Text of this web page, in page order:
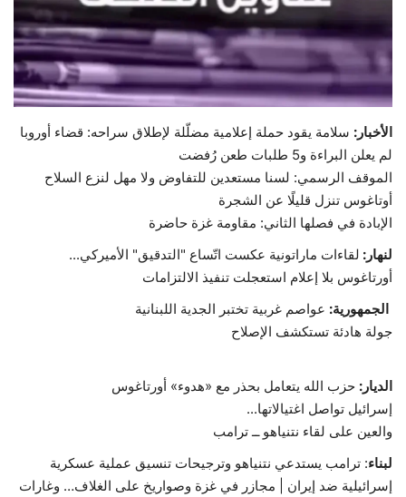
حياة
الأخبار: سلامة يقود حملة إعلامية مضلّلة لإطلاق سراحه: قضاء أوروبا
لم يعلن البراءة و5 طلبات طعن رُفضت
الموقف الرسمي: لسنا مستعدين للتفاوض ولا مهل لنزع السلاح
أوتاغوس تنزل قليلًا عن الشجرة
الإبادة في فصلها الثاني: مقاومة غزة حاضرة
لنهار: لقاءات ماراتونية عكست اتّساع "التدقيق" الأميركي...
أورتاغوس بلا إعلام استعجلت تنفيذ الالتزامات
الجمهورية: عواصم غربية تختبر الجدية اللبنانية
جولة هادئة تستكشف الإصلاح
الديار: حزب الله يتعامل بحذر مع «هدوء» أورتاغوس
إسرائيل تواصل اغتيالاتها...
والعين على لقاء نتنياهو ــ ترامب
لبناء: ترامب يستدعي نتنياهو وترجيحات تنسيق عملية عسكرية
إسرائيلية ضد إيران | مجازر في غزة وصواريخ على الغلاف… وغارات